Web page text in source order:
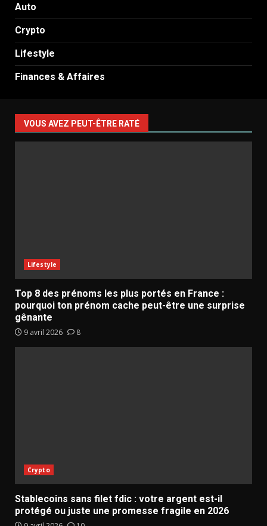
Auto
Crypto
Lifestyle
Finances & Affaires
VOUS AVEZ PEUT-ÊTRE RATÉ
Lifestyle
Top 8 des prénoms les plus portés en France :
pourquoi ton prénom cache peut-être une surprise
gênante
9 avril 2026 8
Crypto
Stablecoins sans filet fdic : votre argent est-il
protégé ou juste une promesse fragile en 2026